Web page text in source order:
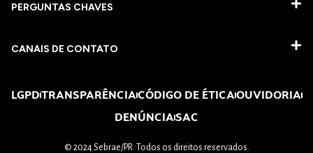
PERGUNTAS CHAVES​
CANAIS DE CONTATO
LGPDTRANSPARÊNCIACÓDIGO DE ÉTICAOUVIDORIA
DENÚNCIASAC
© 2024 Sebrae/PR. Todos os direitos reservados.